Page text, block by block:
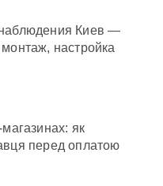
Киев —
настройка
як
перед оплатою